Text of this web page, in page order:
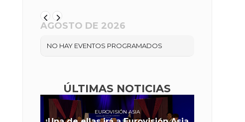
AGOSTO DE 2026
NO HAY EVENTOS PROGRAMADOS
ÚLTIMAS NOTICIAS
EUROVISIÓN ASIA